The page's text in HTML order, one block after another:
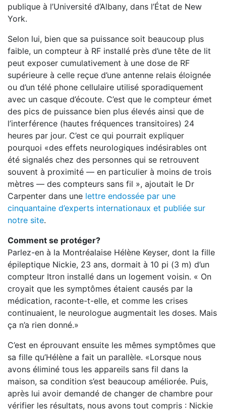
publique à l’Université d’Albany, dans l’État de New
York.
Selon lui, bien que sa puissance soit beaucoup plus
faible, un compteur à RF installé près d’une tête de lit
peut exposer cumulativement à une dose de RF
supérieure à celle reçue d’une antenne relais éloignée
ou d’un télé­ phone cellulaire utilisé sporadiquement
avec un casque d’écoute. C’est que le compteur émet
des pics de puissance bien plus élevés ainsi que de
l’interférence (hautes fréquences transitoires) 24
heures par jour. C’est ce qui pourrait expliquer
pourquoi «des effets neurologiques indésirables ont
été signalés chez des personnes qui se retrouvent
souvent à proximité — en particulier à moins de trois
mètres — des compteurs sans fil », ajoutait le Dr
Carpenter dans une lettre endossée par une
cinquantaine d’experts internationaux et publiée sur
notre site.
Comment se protéger?
Parlez­-en à la Montréalaise Hélène Keyser, dont la fille
épileptique Nickie, 23 ans, dormait à 10 pi (3 m) d’un
compteur Itron installé dans un logement voisin. « On
croyait que les symptômes étaient causés par la
médication, raconte-­t-­elle, et comme les crises
continuaient, le neurologue augmentait les doses. Mais
ça n’a rien donné.»
C’est en éprouvant ensuite les mêmes symptômes que
sa fille qu’Hélène a fait un parallèle. «Lorsque nous
avons éliminé tous les appareils sans fil dans la
maison, sa condition s’est beaucoup améliorée. Puis,
après lui avoir demandé de changer de chambre pour
vérifier les résultats, nous avons tout compris : Nickie